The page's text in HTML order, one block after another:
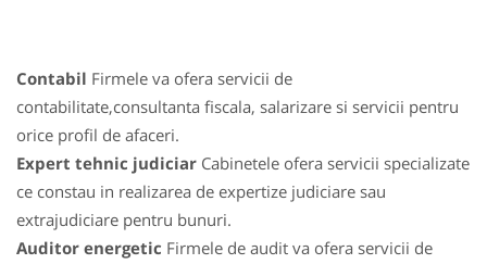
Contabil Firmele va ofera servicii de
contabilitate,consultanta fiscala, salarizare si servicii pentru
orice profil de afaceri.
Expert tehnic judiciar Cabinetele ofera servicii specializate
ce constau in realizarea de expertize judiciare sau
extrajudiciare pentru bunuri.
Auditor energetic Firmele de audit va ofera servicii de